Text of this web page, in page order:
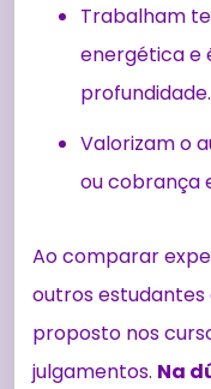
Trabalham
energética e
profundidade.
Valorizam o
ou cobrança
Ao comparar
outros estudantes
proposto nos
julgamentos. Na